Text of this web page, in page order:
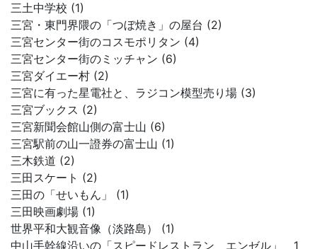
三土中学校 (1)
三宮・東門界隈の「つぼ焼き」の屋台 (2)
三宮センター街のコスモポリタン (4)
三宮センター街のミッチャン (6)
三宮ダイエー村 (2)
三宮に有った星電社と、ラジコン模型売り場 (3)
三宮ブックス (2)
三宮新聞会館山側の富士山 (6)
三宮駅前の山一證券の富士山 (1)
三木鉄道 (2)
三田スケート (2)
三田の「せいもん」 (1)
三田映画劇場 (1)
世界平和大観音像（淡路島） (1)
中山手幹線沿いの「スピードレストラン エンゼル」 1